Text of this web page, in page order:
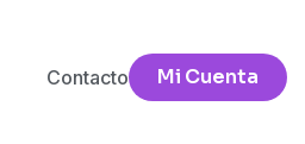
Contacto Mi Cuenta